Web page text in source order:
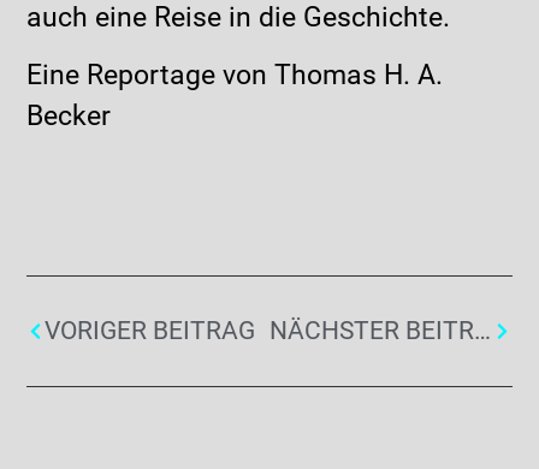
auch eine Reise in die Geschichte.
Eine Reportage von Thomas H. A.
Becker
VORIGER BEITRAG NÄCHSTER BEITRAG